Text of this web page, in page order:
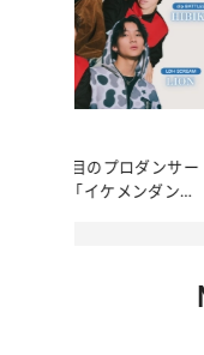
ロダンサー
メンダンサ
夏だか
イクを